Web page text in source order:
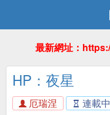
最新網址：
HP：夜星
厄瑞涅
連載中